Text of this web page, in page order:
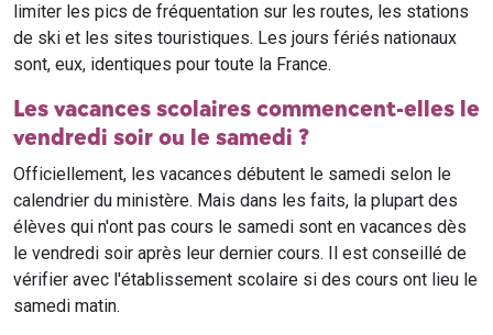
limiter les pics de fréquentation sur les routes, les stations
de ski et les sites touristiques. Les jours fériés nationaux
sont, eux, identiques pour toute la France.
Les vacances scolaires commencent-elles le
vendredi soir ou le samedi ?
Officiellement, les vacances débutent le samedi selon le
calendrier du ministère. Mais dans les faits, la plupart des
élèves qui n'ont pas cours le samedi sont en vacances dès
le vendredi soir après leur dernier cours. Il est conseillé de
vérifier avec l'établissement scolaire si des cours ont lieu le
samedi matin.